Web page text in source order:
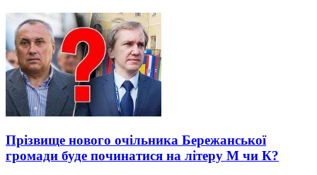
Прізвище нового очільника Бережанської
громади буде починатися на літеру М чи К?